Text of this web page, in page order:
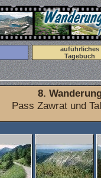
auführliches
Tagebuch
8.
Pass Zawrat und